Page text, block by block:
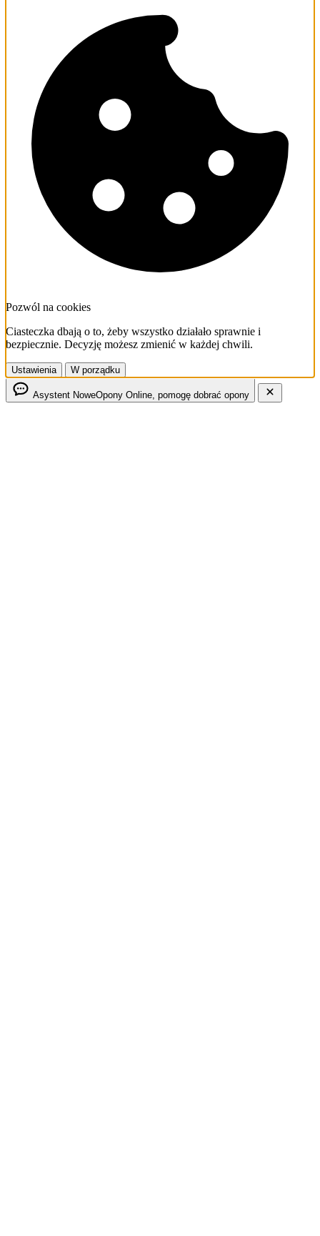
Pozwól na cookies
Ciasteczka dbają o to, żeby wszystko działało sprawnie i
bezpiecznie. Decyzję możesz zmienić w każdej chwili.
Ustawienia W porządku
Asystent NoweOpony Online, pomogę dobrać opony